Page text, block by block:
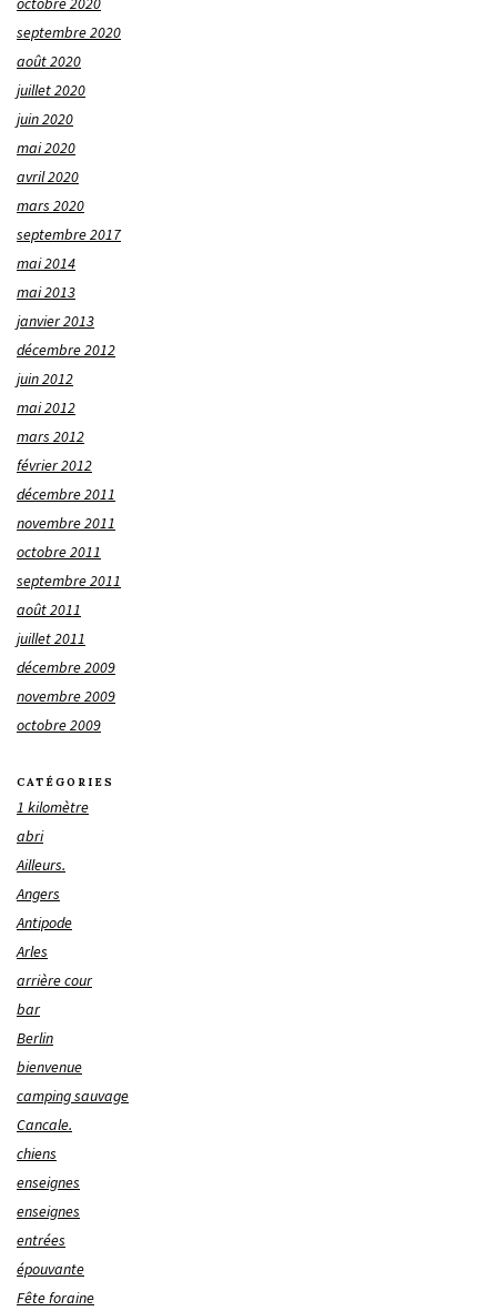
septembre 2020
août 2020
juillet 2020
juin 2020
mai 2020
avril 2020
mars 2020
septembre 2017
mai 2014
mai 2013
janvier 2013
décembre 2012
juin 2012
mai 2012
mars 2012
février 2012
décembre 2011
novembre 2011
octobre 2011
septembre 2011
août 2011
juillet 2011
décembre 2009
novembre 2009
octobre 2009
CATÉGORIES
1 kilomètre
abri
Ailleurs.
Angers
Antipode
Arles
arrière cour
bar
Berlin
bienvenue
camping sauvage
Cancale.
chiens
enseignes
enseignes
entrées
épouvante
Fête foraine